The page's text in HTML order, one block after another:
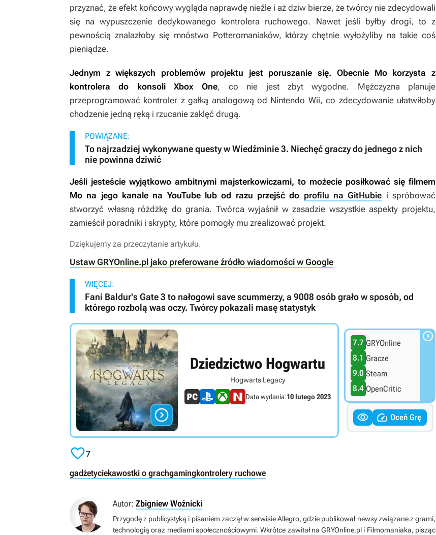
przyznać, że efekt końcowy wygląda naprawdę nieźle i aż dziw bierze, że twórcy nie zdecydowali
się na wypuszczenie dedykowanego kontrolera ruchowego. Nawet jeśli byłby drogi, to z
pewnością znalazłoby się mnóstwo Potteromaniaków, którzy chętnie wyłożyliby na takie coś
pieniądze.
Jednym z większych problemów projektu jest poruszanie się. Obecnie Mo korzysta z
kontrolera do konsoli Xbox One, co nie jest zbyt wygodne. Mężczyzna planuje
przeprogramować kontroler z gałką analogową od Nintendo Wii, co zdecydowanie ułatwiłoby
chodzenie jedną ręką i rzucanie zaklęć drugą.
POWIĄZANE:
To najrzadziej wykonywane questy w Wiedźminie 3. Niechęć graczy do jednego z nich
nie powinna dziwić
Jeśli jesteście wyjątkowo ambitnymi majsterkowiczami, to możecie posiłkować się filmem
Mo na jego kanale na YouTube lub od razu przejść do profilu na GitHubie i spróbować
stworzyć własną różdżkę do grania. Twórca wyjaśnił w zasadzie wszystkie aspekty projektu,
zamieścił poradniki i skrypty, które pomogły mu zrealizować projekt.
Dziękujemy za przeczytanie artykułu.
Ustaw GRYOnline.pl jako preferowane źródło wiadomości w Google
WIĘCEJ:
Fani Baldur's Gate 3 to nałogowi save scummerzy, a 9008 osób grało w sposób, od
którego rozbolą was oczy. Twórcy pokazali masę statystyk

Dziedzictwo Hogwartu
Hogwarts Legacy
Data wydania:10 lutego 2023
7.7 GRYOnline
8.1 Gracze
9.0 Steam
8.4 OpenCritic

  Oceń Grę
7
gadżetyciekawostki o grachgamingkontrolery ruchowe
Autor: Zbigniew Woźnicki
Przygodę z publicystyką i pisaniem zaczął w serwisie Allegro, gdzie publikował newsy związane z grami,
technologią oraz mediami społecznościowymi. Wkrótce zawitał na GRYOnline.pl i Filmomaniaka, pisząc